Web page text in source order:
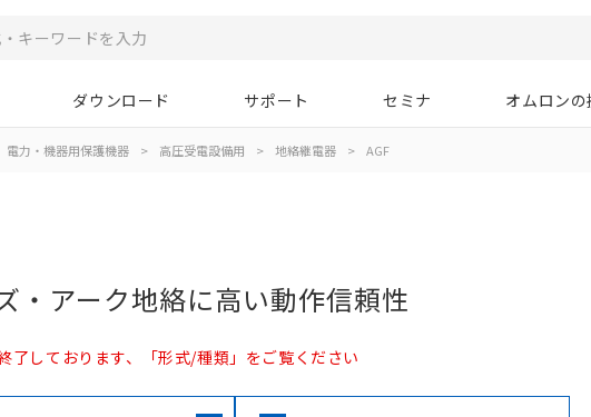
ダウンロード サポート セミナ オムロン
電力・機器用保護機器 > 高圧受電設備用 > 地絡継電器 > AGF
・アーク地絡に高い動作信頼性
了しております、「形式/種類」をご覧ください